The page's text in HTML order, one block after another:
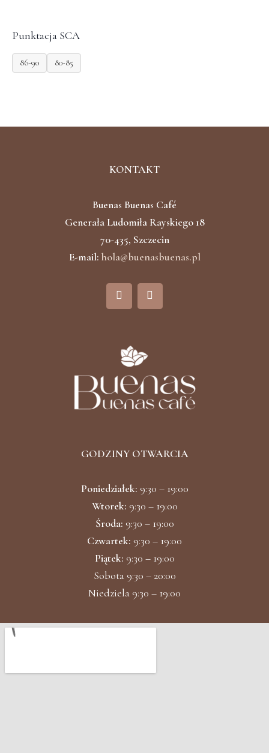
Punktacja SCA
86-90 80-85
KONTAKT
Buenas Buenas Café
Generała Ludomiła Rayskiego 18
70-435, Szczecin
E-mail: hola@buenasbuenas.pl
F
a
c
o
o
k
I
n
s
r
m
GODZINY OTWARCIA
Poniedziałek: 9:30 – 19:00
Wtorek: 9:30 – 19:00
Środa: 9:30 – 19:00
Czwartek: 9:30 – 19:00
Piątek: 9:30 – 19:00
Sobota 9:30 – 20:00
Niedziela 9:30 – 19:00